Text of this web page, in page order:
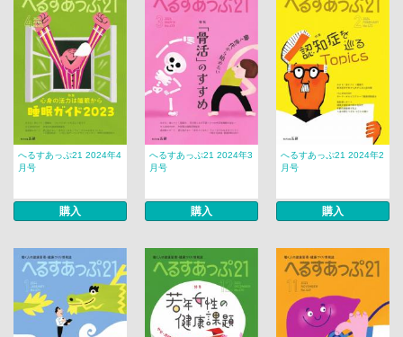
へるすあっぷ21 2024年4
月号
購入
へるすあっぷ21 2024年3
月号
購入
へるすあっぷ21 2024年2
月号
購入